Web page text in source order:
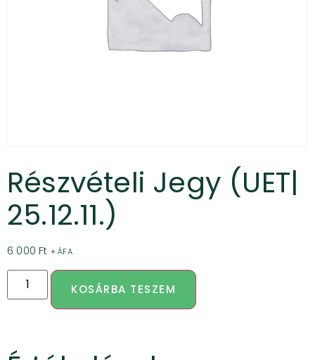
Részvételi Jegy (UET|
25.12.11.)
6 000 Ft + ÁFA
KOSÁRBA TESZEM